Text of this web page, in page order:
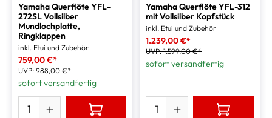
Yamaha Querflöte YFL-
272SL Vollsilber
Mundlochplatte,
Ringklappen
inkl. Etui und Zubehör
759,00 €*
UVP:988,00 €*
sofort versandfertig
Yamaha Querflöte YFL-312
mit Vollsilber Kopfstück
inkl. Etui und Zubehör
1.239,00 €*
UVP:1.599,00 €*
sofort versandfertig